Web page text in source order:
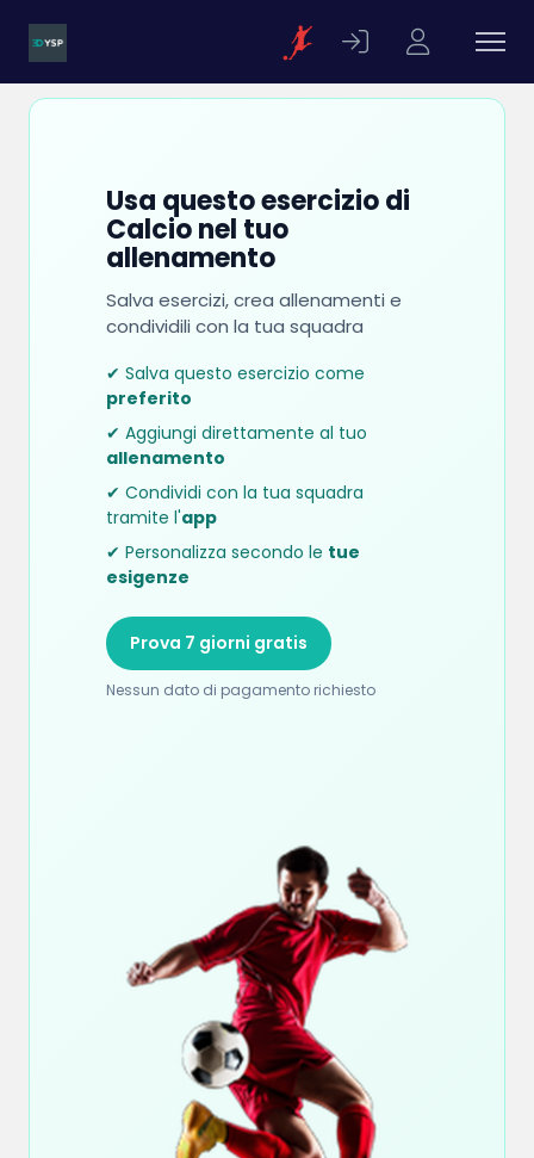
Usa questo esercizio di
Calcio nel tuo
allenamento
Salva esercizi, crea allenamenti e
condividili con la tua squadra
✔ Salva questo esercizio come
preferito
✔ Aggiungi direttamente al tuo
allenamento
✔ Condividi con la tua squadra
tramite l'app
✔ Personalizza secondo le tue
esigenze
Prova 7 giorni gratis
Nessun dato di pagamento richiesto